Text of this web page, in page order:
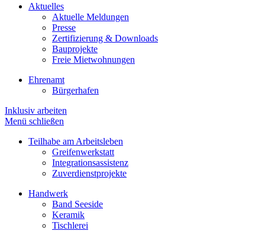
Aktuelles
Aktuelle Meldungen
Presse
Zertifizierung & Downloads
Bauprojekte
Freie Mietwohnungen
Ehrenamt
Bürgerhafen
Inklusiv arbeiten
Menü schließen
Teilhabe am Arbeitsleben
Greifenwerkstatt
Integrationsassistenz
Zuverdienstprojekte
Handwerk
Band Seeside
Keramik
Tischlerei